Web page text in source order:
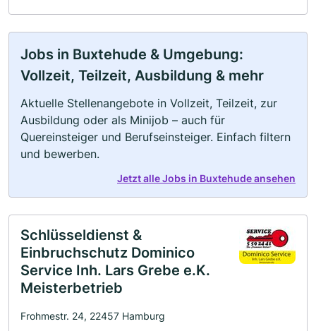
Jobs in Buxtehude & Umgebung:
Vollzeit, Teilzeit, Ausbildung & mehr
Aktuelle Stellenangebote in Vollzeit, Teilzeit, zur
Ausbildung oder als Minijob – auch für
Quereinsteiger und Berufseinsteiger. Einfach filtern
und bewerben.
Jetzt alle Jobs in Buxtehude ansehen
Schlüsseldienst &
Einbruchschutz Dominico
Service Inh. Lars Grebe e.K.
Meisterbetrieb
Frohmestr. 24, 22457 Hamburg